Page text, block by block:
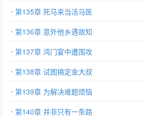
第135章 死马来当活马医
第136章 意外他乡遇故知
第137章 鸿门宴中遭围攻
第138章 试图搞定金大叔
第139章 为解决难题烦恼
第140章 并非只有一条路